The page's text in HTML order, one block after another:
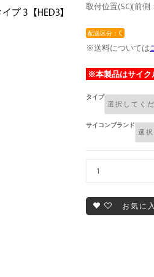
取付位置(SC)[前
配送区分：C
※送料については
※本製品はサイク
タイプ
サイコンブランド
お気に